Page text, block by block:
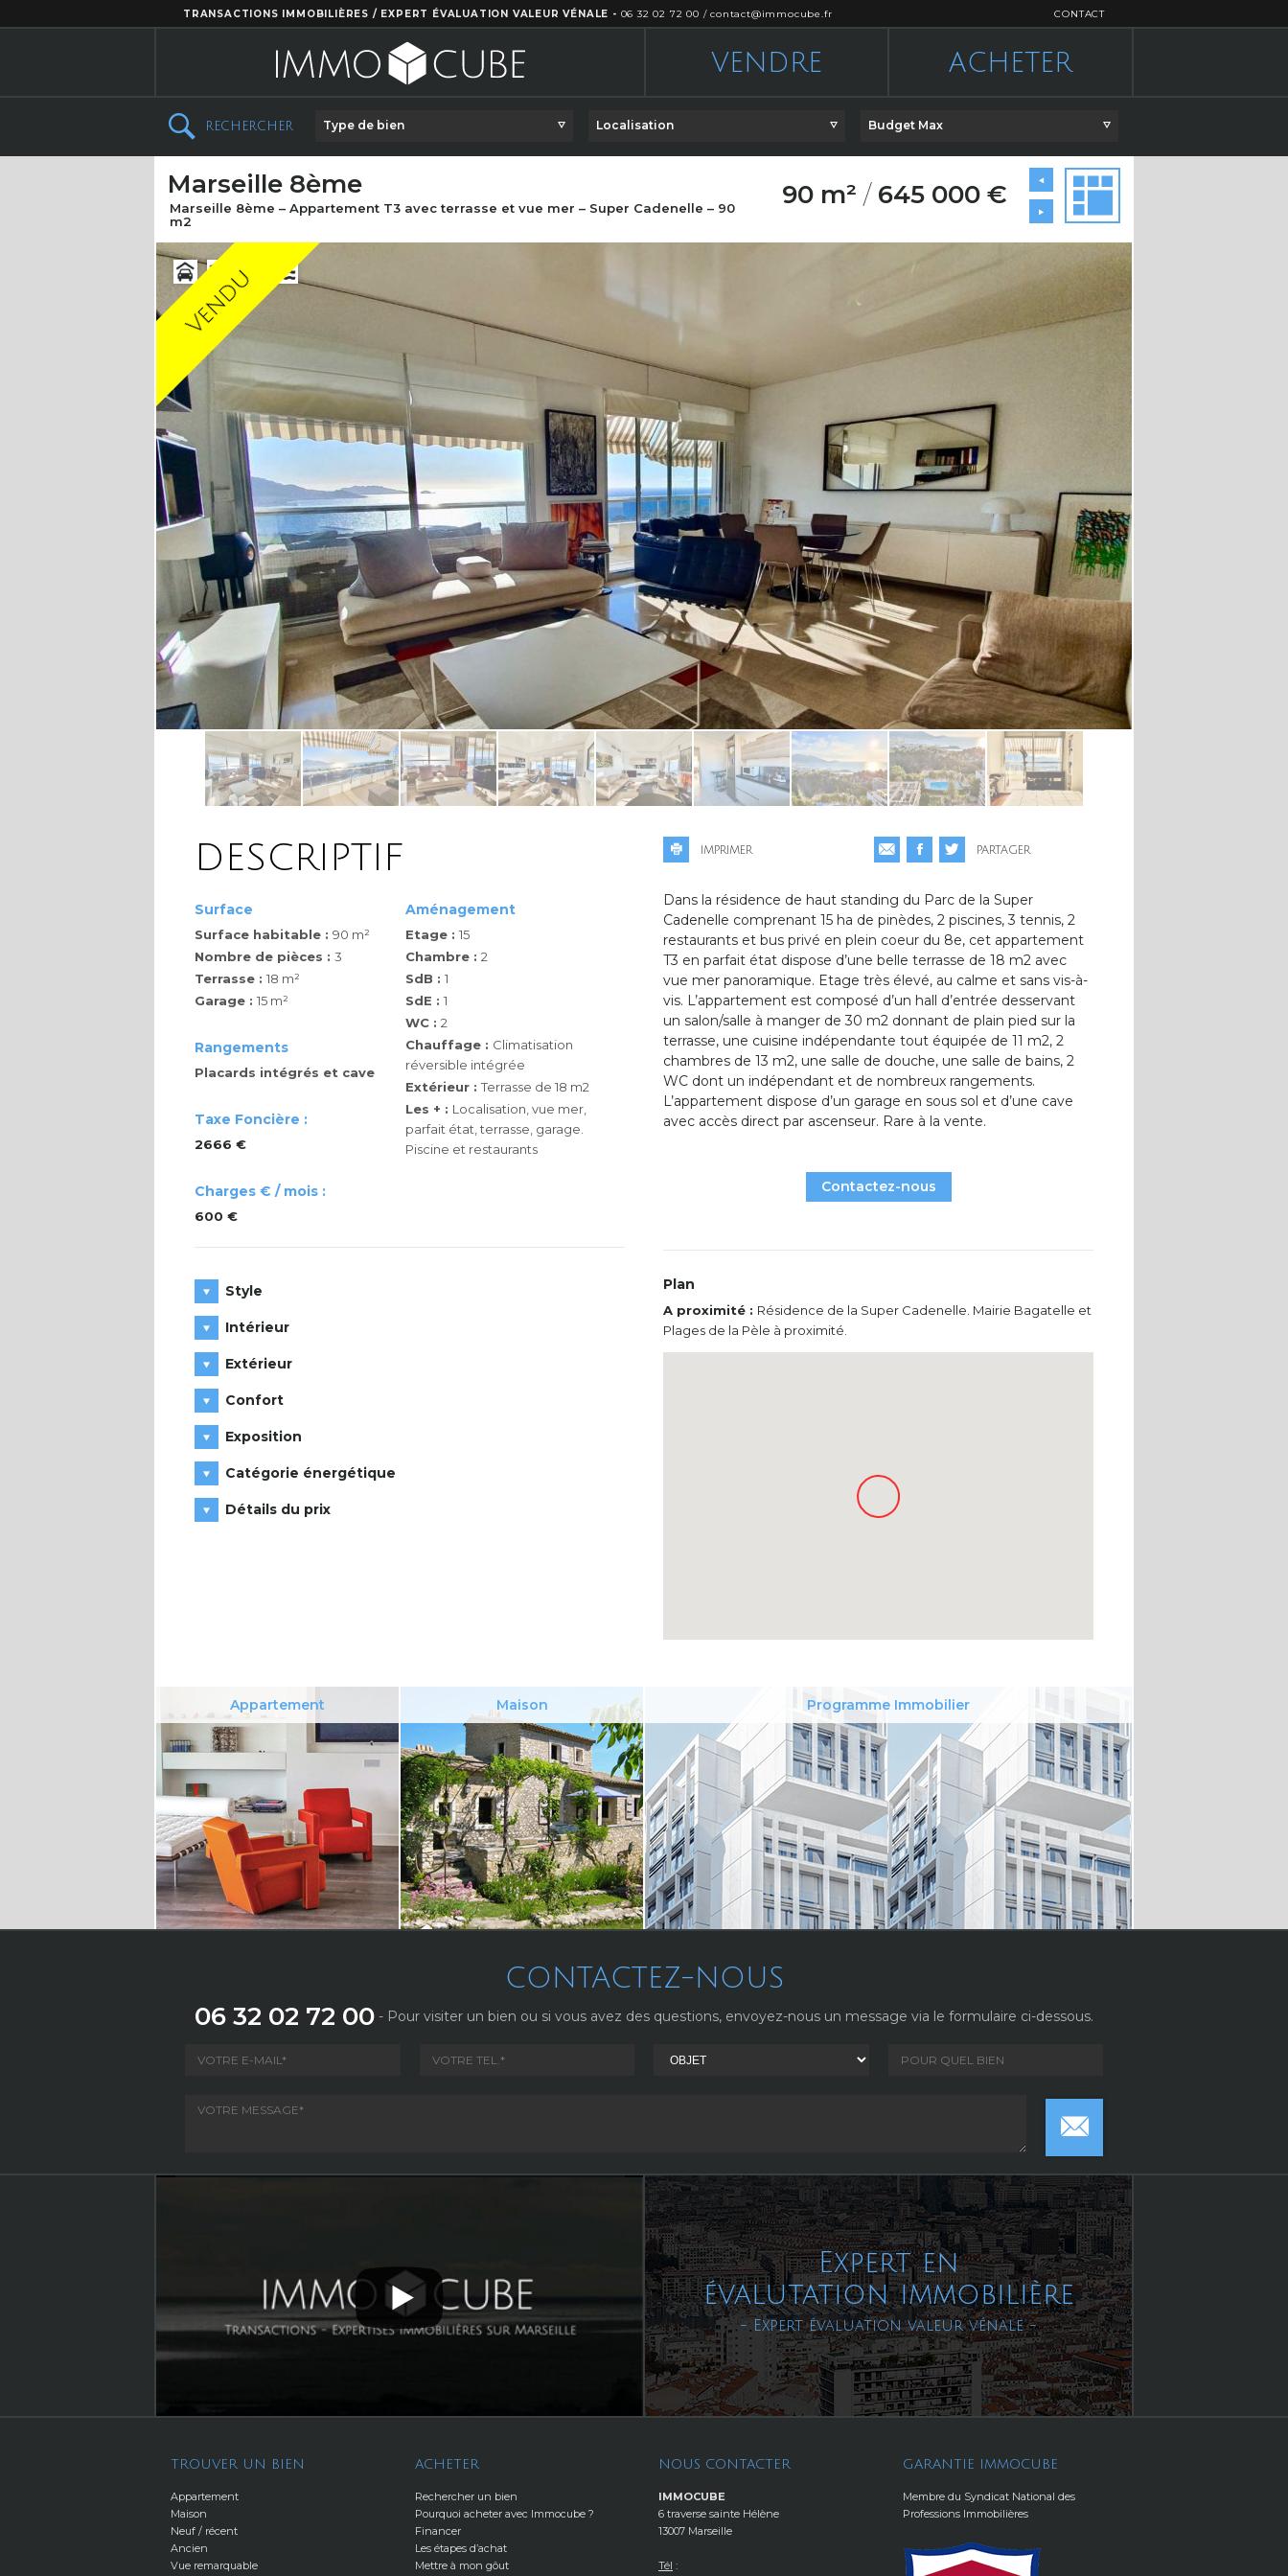
TRANSACTIONS IMMOBILIÈRES / EXPERT ÉVALUATION VALEUR VÉNALE - 06 32 02 72 00 / contact@immocube.fr CONTACT
VENDRE ACHETER
Type de bien Localisation Budget Max
RECHERCHER
Marseille 8ème
Marseille 8ème – Appartement T3 avec terrasse et vue mer – Super Cadenelle – 90
m2
90 m² / 645 000 €
Vendu
DESCRIPTIF
Surface
Surface habitable : 90 m²
Nombre de pièces : 3
Terrasse : 18 m²
Garage : 15 m²
Rangements
Placards intégrés et cave
Taxe Foncière :
2666 €
Charges € / mois :
600 €
Aménagement
Etage : 15
Chambre : 2
SdB : 1
SdE : 1
WC : 2
Chauffage : Climatisation
réversible intégrée
Extérieur :Terrasse de 18 m2
Les + : Localisation, vue mer,
parfait état, terrasse, garage.
Piscine et restaurants
Style
Intérieur
Extérieur
Confort
Exposition
Catégorie énergétique
Détails du prix
IMPRIMER PARTAGER
Dans la résidence de haut standing du Parc de la Super
Cadenelle comprenant 15 ha de pinèdes, 2 piscines, 3 tennis, 2
restaurants et bus privé en plein coeur du 8e, cet appartement
T3 en parfait état dispose d’une belle terrasse de 18 m2 avec
vue mer panoramique. Etage très élevé, au calme et sans vis-à-
vis. L’appartement est composé d’un hall d’entrée desservant
un salon/salle à manger de 30 m2 donnant de plain pied sur la
terrasse, une cuisine indépendante tout équipée de 11 m2, 2
chambres de 13 m2, une salle de douche, une salle de bains, 2
WC dont un indépendant et de nombreux rangements.
L’appartement dispose d’un garage en sous sol et d’une cave
avec accès direct par ascenseur. Rare à la vente.
Contactez-nous
Plan
A proximité : Résidence de la Super Cadenelle. Mairie Bagatelle et
Plages de la Pèle à proximité.
Appartement Maison Programme Immobilier
CONTACTEZ-NOUS
06 32 02 72 00 - Pour visiter un bien ou si vous avez des questions, envoyez-nous un message via le formulaire ci-dessous.
Expert en
évalutation immobilière
- Expert évaluation valeur vénale -
TROUVER UN BIEN
Appartement
Maison
Neuf / récent
Ancien
Vue remarquable
ACHETER
Rechercher un bien
Pourquoi acheter avec Immocube ?
Financer
Les étapes d’achat
Mettre à mon gôut
NOUS CONTACTER
IMMOCUBE
6 traverse sainte Hélène
13007 Marseille
Tél :
GARANTIE IMMOCUBE
Membre du Syndicat National des
Professions Immobilières